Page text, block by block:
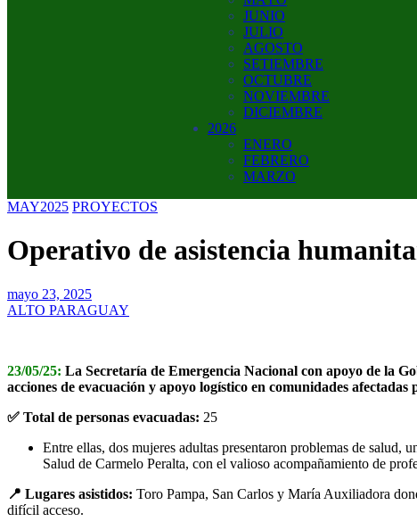
JUNIO
JULIO
AGOSTO
SETIEMBRE
OCTUBRE
NOVIEMBRE
DICIEMBRE
2026
ENERO
FEBRERO
MARZO
MAY2025 PROYECTOS
Operativo de asistencia
mayo 23, 2025
ALTO PARAGUAY
23/05/25: La Secretaría de Emergencia Nacional con apoyo de la
acciones de evacuación y apoyo logístico en comunidades afectadas
✅ Total de personas evacuadas: 25
Entre ellas, dos mujeres adultas presentaron problemas de salud,
Salud de Carmelo Peralta, con el valioso acompañamiento de
📍 Lugares asistidos: Toro Pampa, San Carlos y María Auxiliadora
difícil acceso.